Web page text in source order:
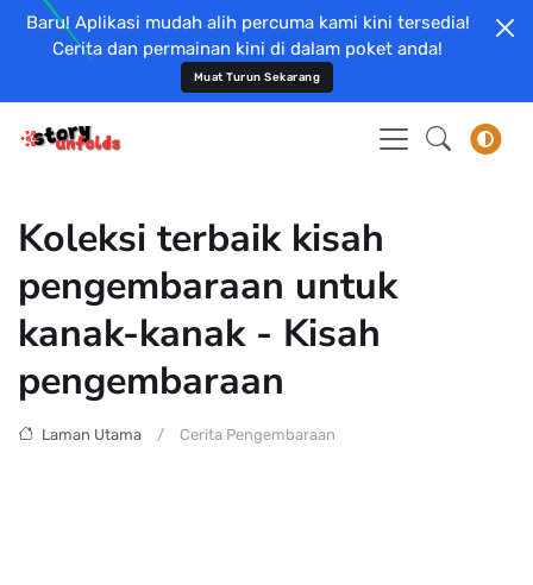
Baru! Aplikasi mudah alih percuma kami kini tersedia!
Cerita dan permainan kini di dalam poket anda!
Muat Turun Sekarang
Koleksi terbaik kisah
pengembaraan untuk
kanak-kanak - Kisah
pengembaraan
Laman Utama Cerita Pengembaraan